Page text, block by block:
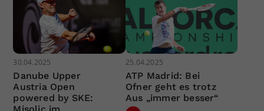
30.04.2025
Danube Upper
Austria Open
powered by SKE:
25.04.2025
ATP Madrid: Bei
Ofner geht es trotz
Aus „immer besser“